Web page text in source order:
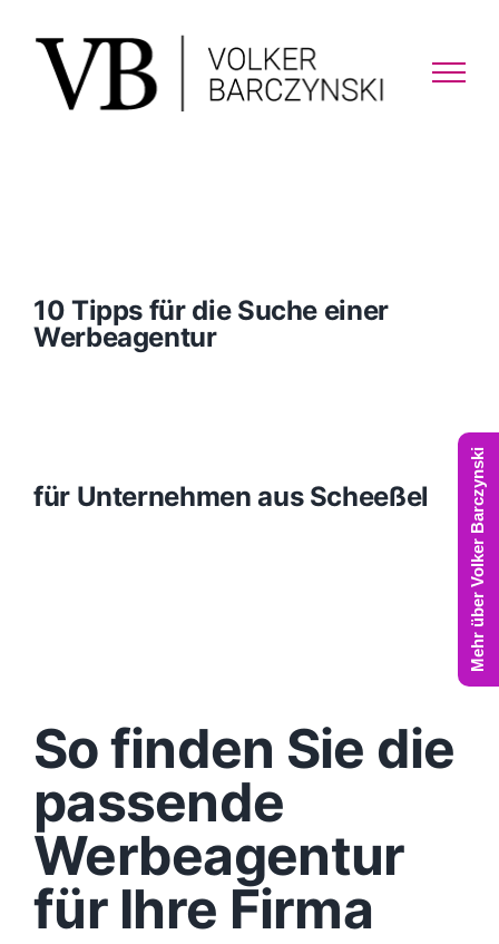
content
10 Tipps für die Suche einer
Werbeagentur
für Unternehmen aus Scheeßel
So finden Sie die
passende
Werbeagentur
für Ihre Firma
Mehr über Volker Barczynski